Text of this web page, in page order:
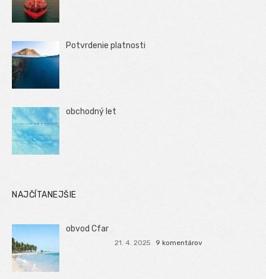
Potvrdenie platnosti
obchodný let
NAJČÍTANEJŠIE
obvod Cfar
21. 4. 2025 9 komentárov